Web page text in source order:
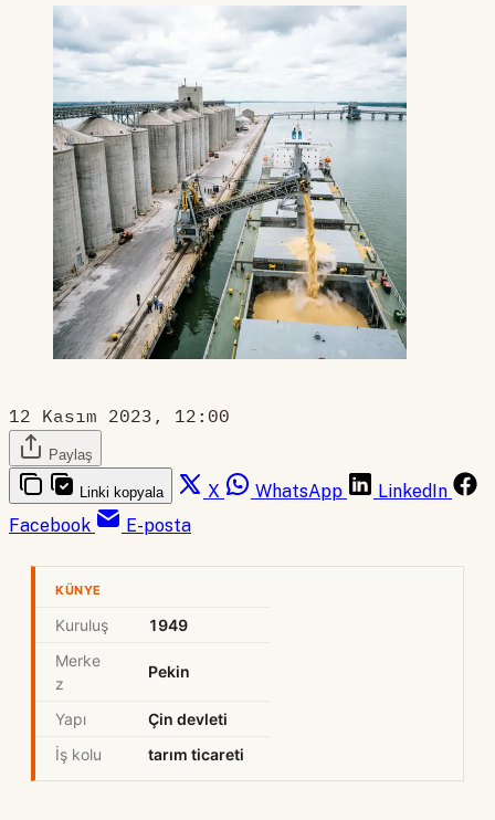
12 Kasım 2023, 12:00
Paylaş
Linki kopyala X WhatsApp
LinkedIn
Facebook
E-posta
KÜNYE
Kuruluş
1949
Merke
z
Pekin
Yapı
Çin devleti
İş kolu
tarım ticareti